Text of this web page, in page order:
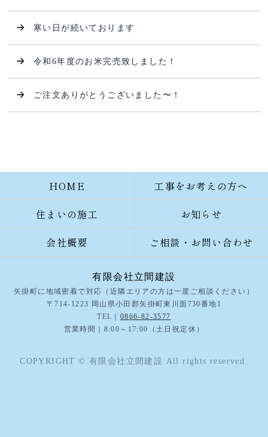
寒い日が続いております
令和6年度のお米完売致しました！
ご注文ありがとうございました〜！
HOME
工事をお考えの方へ
住まいの施工
お知らせ
会社概要
ご相談・お問い合わせ
有限会社立間建設
矢掛町に地域密着で対応（近隣エリアの方は一度ご相談ください）
〒714-1223 岡山県小田郡矢掛町東川面730番地1
TEL｜ 0866-82-3577
営業時間｜8:00～17:00（土日祝定休）
COPYRIGHT © 有限会社立間建設 All rights reserved.